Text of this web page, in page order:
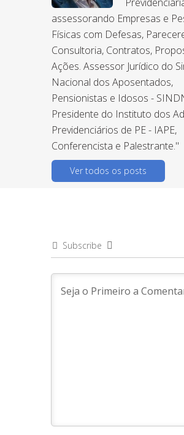
assessorando Empresas e
Físicas com Defesas,
Consultoria, Contratos,
Ações. Assessor Jurídico do
Nacional dos Aposentados,
Pensionistas e Idosos -
Presidente do Instituto dos
Previdenciários de PE - IAPE,
Conferencista e Palestrante."
Ver todos os posts
Subscribe